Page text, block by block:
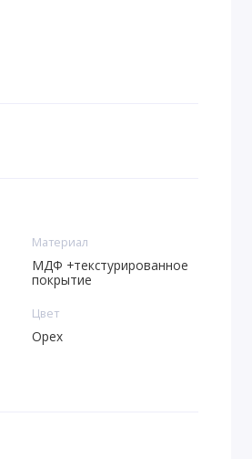
Материал
МДФ +текстурированное
покрытие
Цвет
Орех